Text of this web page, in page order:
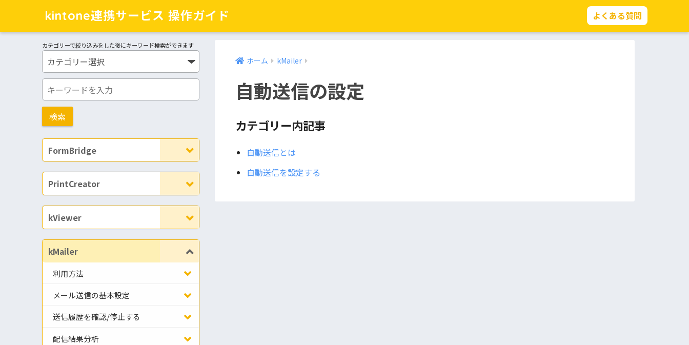
kintone連携サービス 操作ガイド よくある質問
カテゴリーで絞り込みをした後にキーワード検索ができます
FormBridge
PrintCreator
kViewer
kMailer
利用方法
メール送信の基本設定
送信履歴を確認/停止する
配信結果分析
ホーム kMailer
自動送信の設定
カテゴリー内記事
自動送信とは
自動送信を設定する